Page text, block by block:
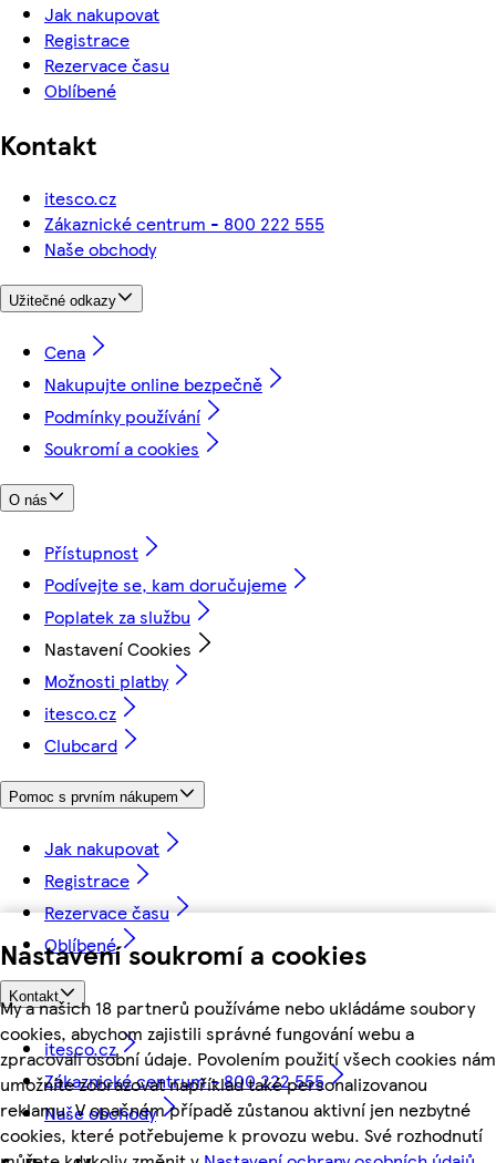
Nastavení soukromí a cookies
My a našich 18 partnerů používáme nebo ukládáme soubory
cookies, abychom zajistili správné fungování webu a
zpracovali osobní údaje. Povolením použití všech cookies nám
umožníte zobrazovat například také personalizovanou
reklamu. V opačném případě zůstanou aktivní jen nezbytné
cookies, které potřebujeme k provozu webu. Své rozhodnutí
Jak nakupovat
Registrace
Rezervace času
Oblíbené
Kontakt
itesco.cz
Zákaznické centrum - 800 222 555
Naše obchody
Užitečné odkazy
Cena
Nakupujte online bezpečně
Podmínky používání
Soukromí a cookies
O nás
Přístupnost
Podívejte se, kam doručujeme
Poplatek za službu
Nastavení Cookies
Možnosti platby
itesco.cz
Clubcard
Pomoc s prvním nákupem
Jak nakupovat
Registrace
Rezervace času
Oblíbené
Kontakt
itesco.cz
Zákaznické centrum - 800 222 555
Naše obchody